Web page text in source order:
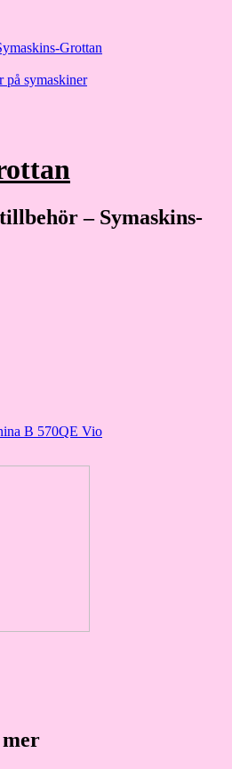
Grottan
på symaskiner
– Symaskins-
B 570QE Vio
mer